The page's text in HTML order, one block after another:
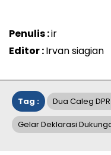
Penulis :ir
Editor :Irvan siagian
Tag : Dua Caleg
Gelar Deklarasi